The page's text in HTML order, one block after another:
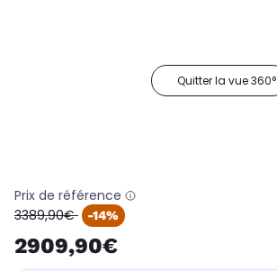
Quitter la vue 360°
Prix de référence
oldPrice
3389,90€ -14%
2909,90€